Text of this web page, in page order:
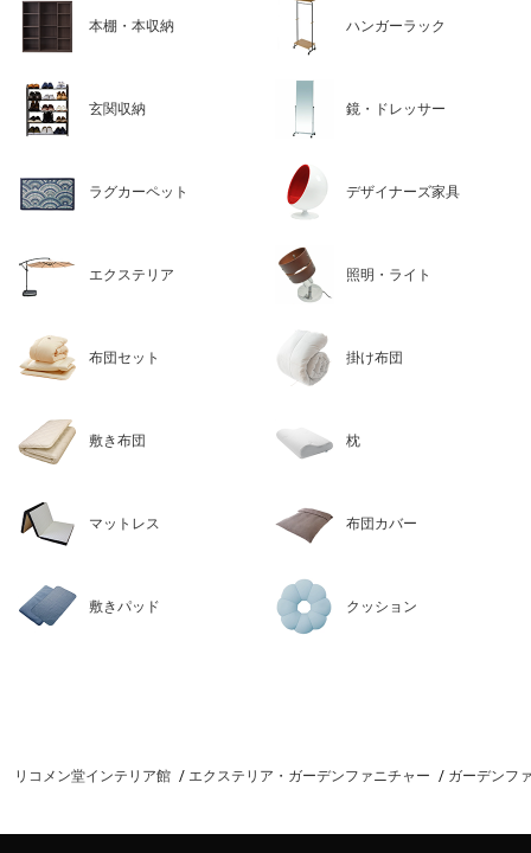
本棚・本収納 ハンガーラック
玄関収納 鏡・ドレッサー
ラグカーペット デザイナーズ家具
エクステリア 照明・ライト
布団セット 掛け布団
敷き布団 枕
マットレス 布団カバー
敷きパッド クッション
リコメン堂インテリア館 エクステリア・ガーデンファニチャー ガーデンフ